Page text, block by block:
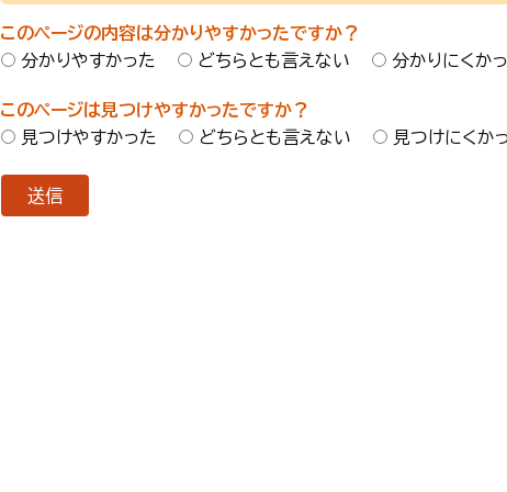
このページの内容は分かりやすかったですか？
分かりやすかった
どちらとも言えない 分かりにくか
このページは見つけやすかったですか？
見つけやすかった
どちらとも言えない 見つけにくか